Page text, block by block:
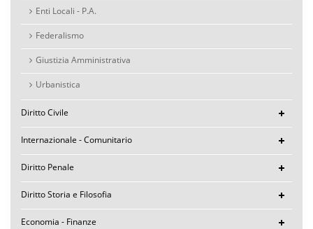
Enti Locali - P.A.
Federalismo
Giustizia Amministrativa
Urbanistica
Diritto Civile
Internazionale - Comunitario
Diritto Penale
Diritto Storia e Filosofia
Economia - Finanze